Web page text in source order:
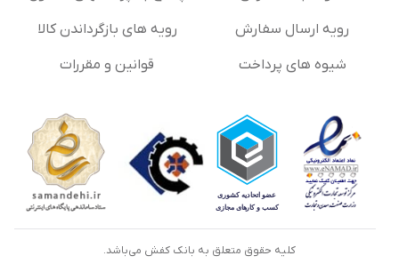
رویه ارسال سفارش
شیوه های پرداخت
رویه های بازگرداندن کالا
قوانین و مقررات
کلیه حقوق متعلق به بانک کفش می‌باشد.